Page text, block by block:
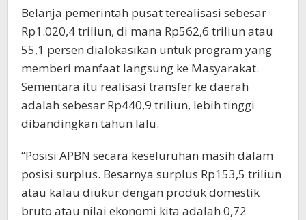
Belanja pemerintah pusat terealisasi sebesar
Rp1.020,4 triliun, di mana Rp562,6 triliun atau
55,1 persen dialokasikan untuk program yang
memberi manfaat langsung ke Masyarakat.
Sementara itu realisasi transfer ke daerah
adalah sebesar Rp440,9 triliun, lebih tinggi
dibandingkan tahun lalu.
“Posisi APBN secara keseluruhan masih dalam
posisi surplus. Besarnya surplus Rp153,5 triliun
atau kalau diukur dengan produk domestik
bruto atau nilai ekonomi kita adalah 0,72